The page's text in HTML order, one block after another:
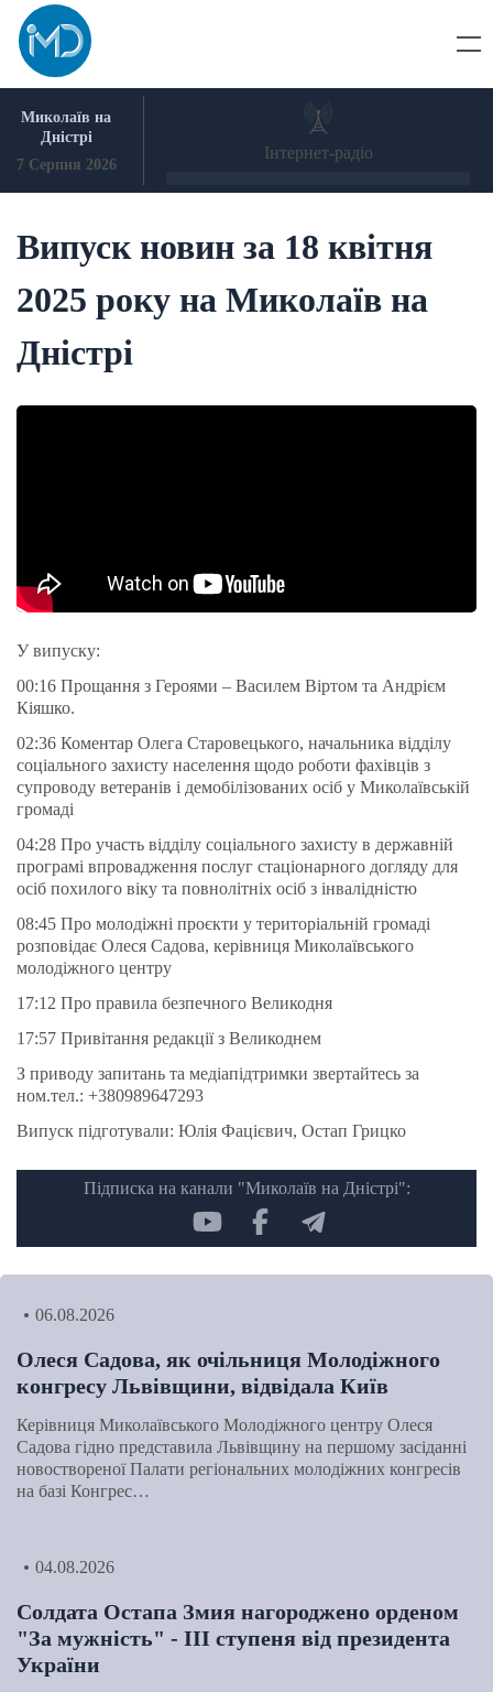
Skip
content
Миколаїв на
Дністрі
7 Серпня 2026
Інтернет-радіо
Випуск новин за 18 квітня
2025 року на Миколаїв на
Дністрі
У випуску:
00:16 Прощання з Героями – Василем Віртом та Андрієм
Кіяшко.
02:36 Коментар Олега Старовецького, начальника відділу
соціального захисту населення щодо роботи фахівців з
супроводу ветеранів і демобілізованих осіб у Миколаївській
громаді
04:28 Про участь відділу соціального захисту в державній
програмі впровадження послуг стаціонарного догляду для
осіб похилого віку та повнолітніх осіб з інвалідністю
08:45 Про молодіжні проєкти у територіальній громаді
розповідає Олеся Садова, керівниця Миколаївського
молодіжного центру
17:12 Про правила безпечного Великодня
17:57 Привітання редакції з Великоднем
З приводу запитань та медіапідтримки звертайтесь за
ном.тел.: +380989647293
Випуск підготували: Юлія Фацієвич, Остап Грицко
Підписка на канали "Миколаїв на Дністрі":
06.08.2026
Олеся Садова, як очільниця Молодіжного
конгресу Львівщини, відвідала Київ
Керівниця Миколаївського Молодіжного центру Олеся
Садова гідно представила Львівщину на першому засіданні
новоствореної Палати регіональних молодіжних конгресів
на базі Конгрес…
04.08.2026
Солдата Остапа Змия нагороджено орденом
"За мужність" - ІІІ ступеня від президента
України